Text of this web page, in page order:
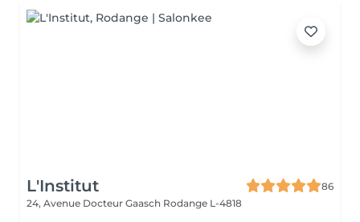
L'Institut
86
24, Avenue Docteur Gaasch Rodange L-4818